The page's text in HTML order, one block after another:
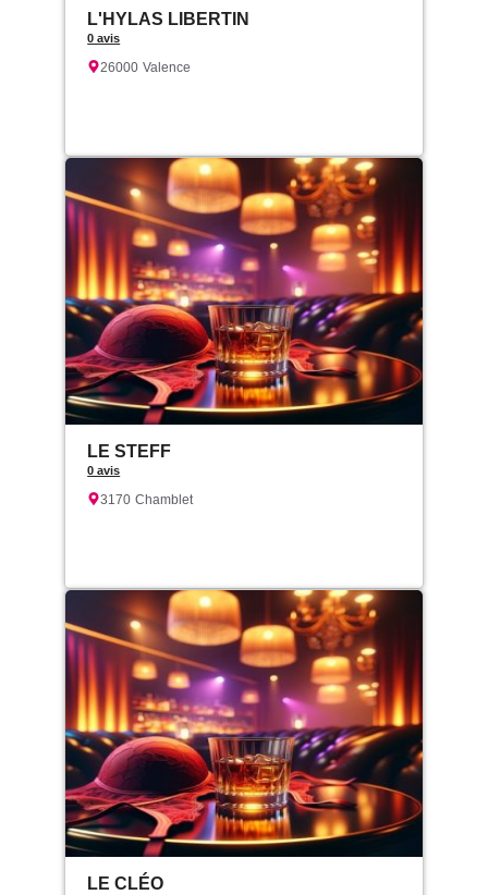
L'HYLAS LIBERTIN
0 avis
26000 Valence
LE STEFF
0 avis
3170 Chamblet
LE CLÉO